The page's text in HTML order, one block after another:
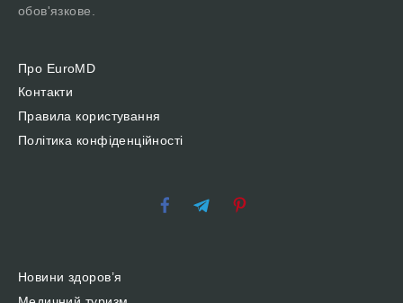
обов'язкове.
Про EuroMD
Контакти
Правила користування
Політика конфіденційності
Новини здоров’я